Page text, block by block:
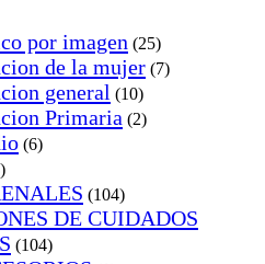
por imagen (25)
de la mujer (7)
general (10)
Primaria (2)
(6)
(104)
DE CUIDADOS
(104)